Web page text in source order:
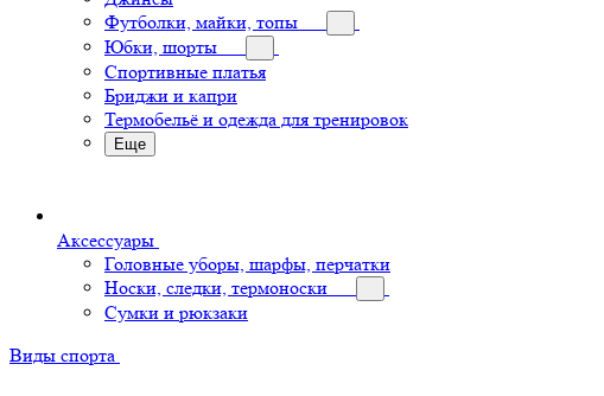
Футболки, майки, топы
Юбки, шорты
Спортивные платья
Бриджи и капри
Термобельё и одежда для тренировок
Еще
Аксессуары
Головные уборы, шарфы, перчатки
Носки, следки, термоноски
Сумки и рюкзаки
Виды спорта